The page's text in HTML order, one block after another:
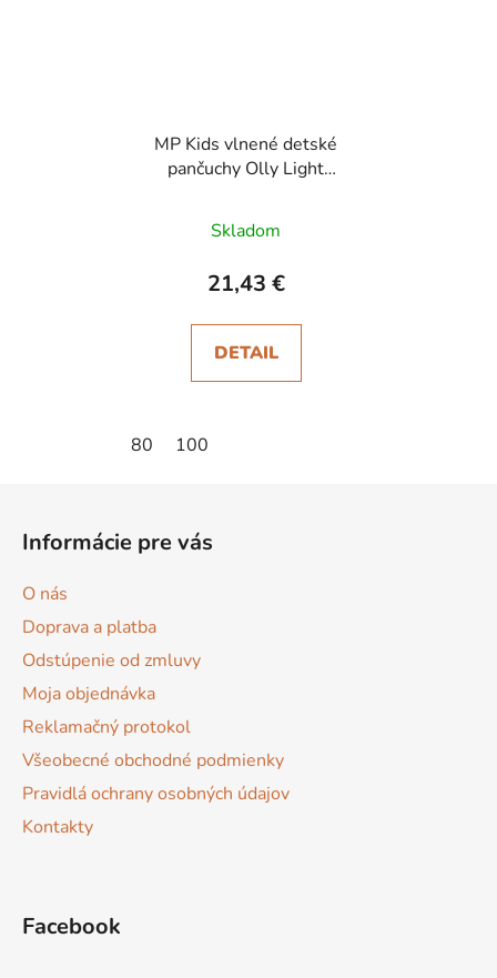
MP Kids vlnené detské
pančuchy Olly Light
Skladom
21,43 €
DETAIL
80 100
Informácie pre vás
O nás
Doprava a platba
Odstúpenie od zmluvy
Moja objednávka
Reklamačný protokol
Všeobecné obchodné podmienky
Pravidlá ochrany osobných údajov
Kontakty
Facebook